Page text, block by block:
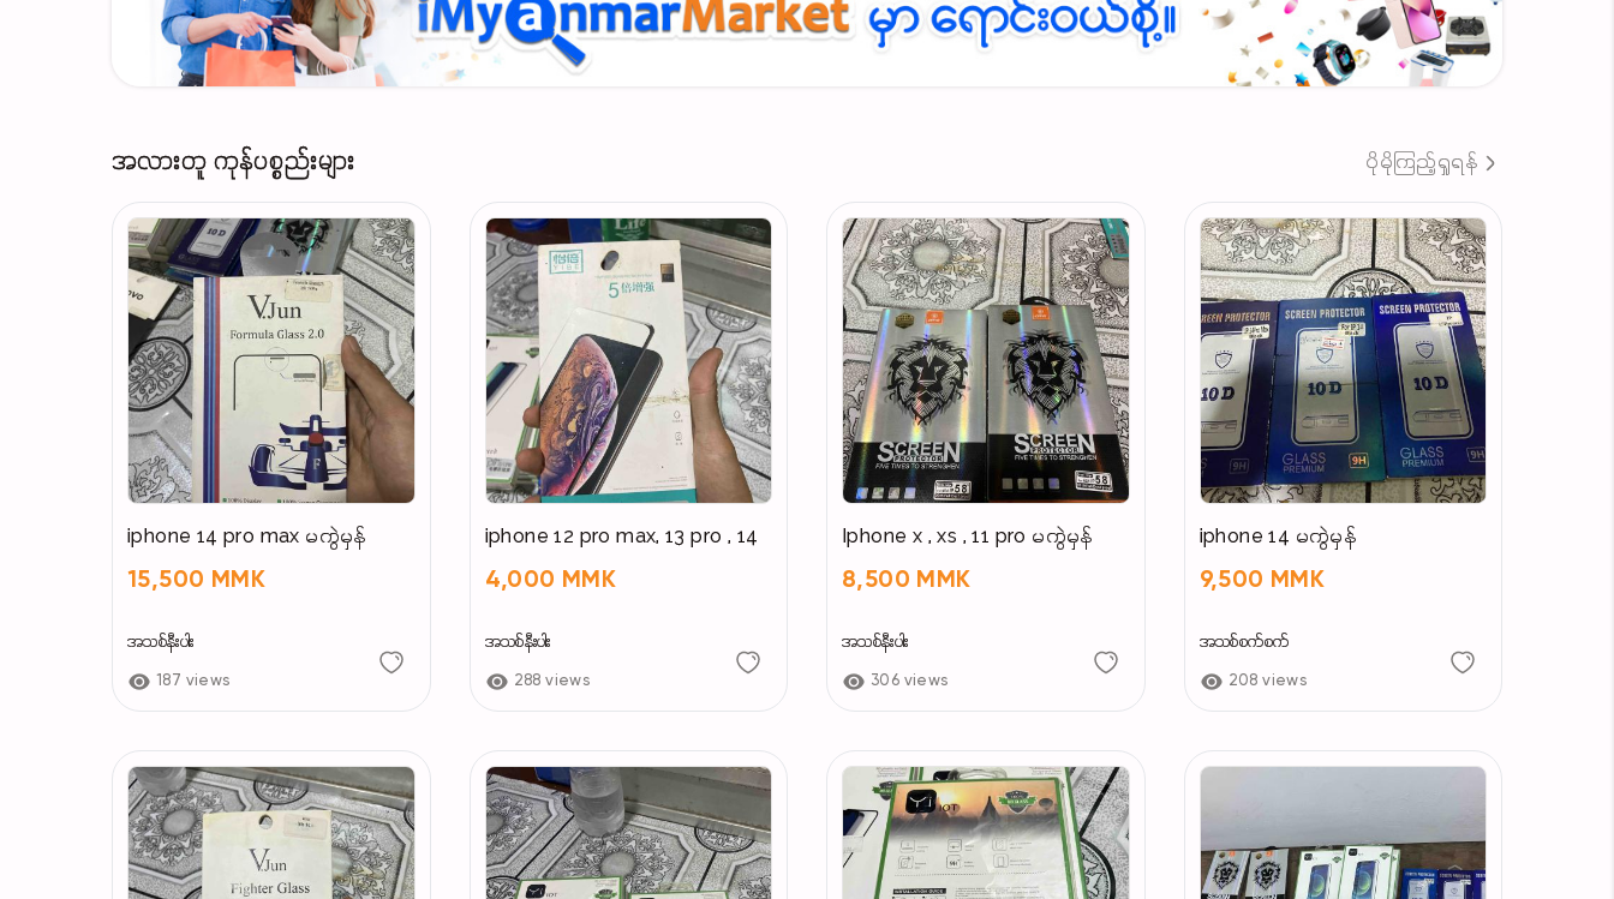
အလားတူ ကုန်ပစ္စည်းများ ပိုမိုကြည့်ရှုရန်
iphone 14 pro max မကွဲမှန်
15,500 MMK
အသစ်နီးပါး
187 views
iphone 12 pro max, 13 pro , 14
4,000 MMK
အသစ်နီးပါး
288 views
Iphone x , xs , 11 pro မကွဲမှန်
8,500 MMK
အသစ်နီးပါး
306 views
iphone 14 မကွဲမှန်
9,500 MMK
အသစ်စက်စက်
208 views